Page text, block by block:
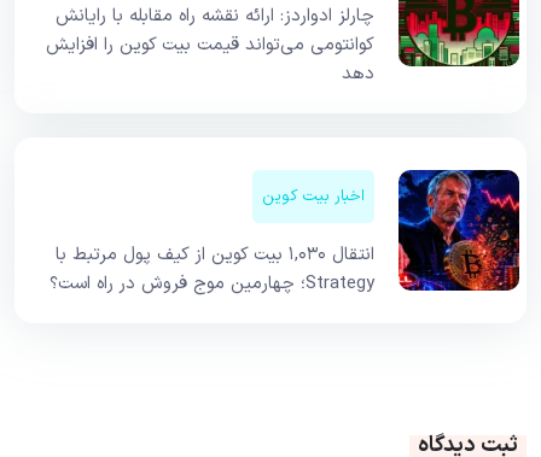
چارلز ادواردز: ارائه نقشه راه مقابله با رایانش
کوانتومی می‌تواند قیمت بیت کوین را افزایش
دهد
اخبار بیت کوین
انتقال ۱,۰۳۰ بیت کوین از کیف پول مرتبط با
Strategy؛ چهارمین موج فروش در راه است؟
ثبت دیدگاه